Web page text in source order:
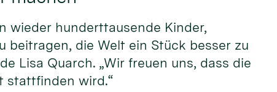
wieder hunderttausende Kinder,
beitragen, die Welt ein Stück besser zu
Lisa Quarch. „Wir freuen uns, dass die
stattfinden wird.“